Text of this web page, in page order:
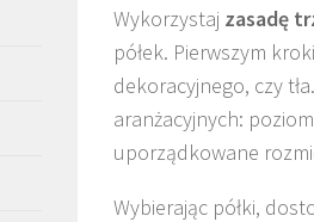
Wykorzystaj zasadę
półek. Pierwszym
dekoracyjnego, czy
aranżacyjnych:
uporządkowane
Wybierając półki,